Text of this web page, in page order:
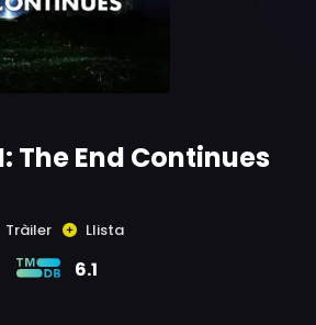
The End Continues
Tràiler Llista
6.1